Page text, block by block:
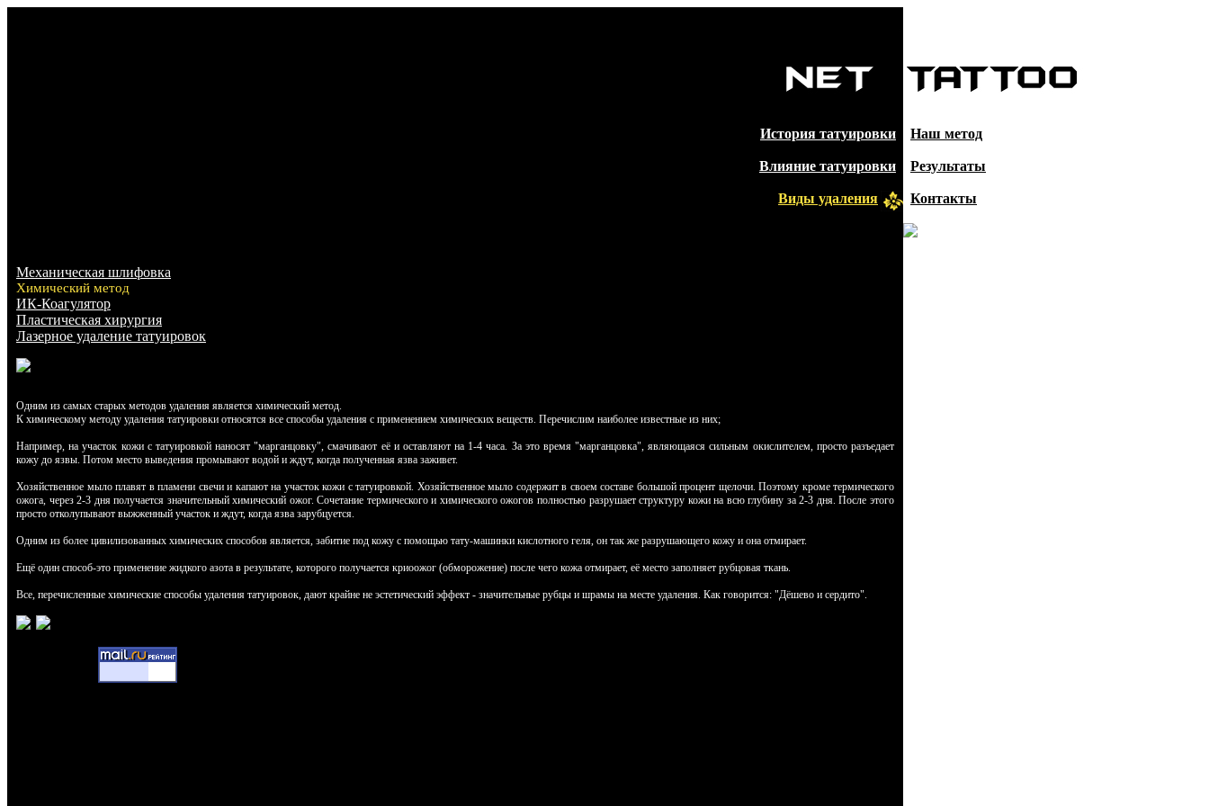
История татуировки
Влияние татуировки
Виды удаления
Механическая шлифовка
Химический метод
ИК-Коагулятор
Пластическая хирургия
Лазерное удаление татуировок
Одним из самых старых методов удаления является химический метод.
К химическому методу удаления татуировки относятся все способы удаления с применением химических веществ. Перечислим наиболее известные из них;
Например, на участок кожи с татуировкой наносят "марганцовку", смачивают её и оставляют на 1-4 часа. За это время "марганцовка", являющаяся сильным окислителем, просто разъедает
кожу до язвы. Потом место выведения промывают водой и ждут, когда полученная язва заживет.
Хозяйственное мыло плавят в пламени свечи и капают на участок кожи с татуировкой. Хозяйственное мыло содержит в своем составе большой процент щелочи. Поэтому кроме термического
ожога, через 2-3 дня получается значительный химический ожог. Сочетание термического и химического ожогов полностью разрушает структуру кожи на всю глубину за 2-3 дня. После этого
просто отколупывают выжженный участок и ждут, когда язва зарубцуется.
Одним из более цивилизованных химических способов является, забитие под кожу с помощью тату-машинки кислотного геля, он так же разрушающего кожу и она отмирает.
Ещё один способ-это применение жидкого азота в результате, которого получается криоожог (обморожение) после чего кожа отмирает, её место заполняет рубцовая ткань.
Все, перечисленные химические способы удаления татуировок, дают крайне не эстетический эффект - значительные рубцы и шрамы на месте удаления. Как говорится: "Дёшево и сердито".
Наш метод
Результаты
Контакты